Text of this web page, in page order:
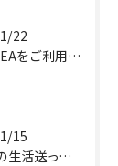
22
いつもCREAをご利用頂き誠に有難う御座います！
15
自給自足の生活送ってます